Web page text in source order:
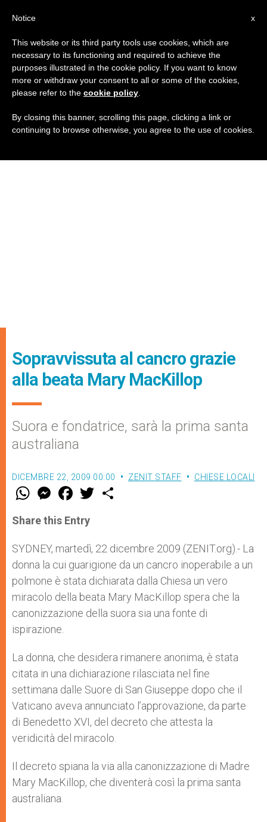
Sopravvissuta al cancro grazie
alla beata Mary MacKillop
Suora e fondatrice, sarà la prima santa
australiana
DICEMBRE 22, 2009 00:00 ZENIT STAFF CHIESE LOCALI
W
t
s
p
p
M
e
s
e
g
e
r
F
a
e
b
o
k
w
r
Share this Entry
SYDNEY, martedì, 22 dicembre 2009 (ZENIT.org).- La
donna la cui guarigione da un cancro inoperabile a un
polmone è stata dichiarata dalla Chiesa un vero
miracolo della beata Mary MacKillop spera che la
canonizzazione della suora sia una fonte di
ispirazione.
La donna, che desidera rimanere anonima, è stata
citata in una dichiarazione rilasciata nel fine
settimana dalle Suore di San Giuseppe dopo che il
Vaticano aveva annunciato l’approvazione, da parte
di Benedetto XVI, del decreto che attesta la
veridicità del miracolo.
Il decreto spiana la via alla canonizzazione di Madre
Mary MacKillop, che diventerà così la prima santa
australiana.
x
Notice
This website or its third party tools use cookies, which are
necessary to its functioning and required to achieve the
purposes illustrated in the cookie policy. If you want to know
more or withdraw your consent to all or some of the cookies,
please refer to the cookie policy
By closing this banner, scrolling this page, clicking a link or
continuing to browse otherwise, you agree to the use of cookies.